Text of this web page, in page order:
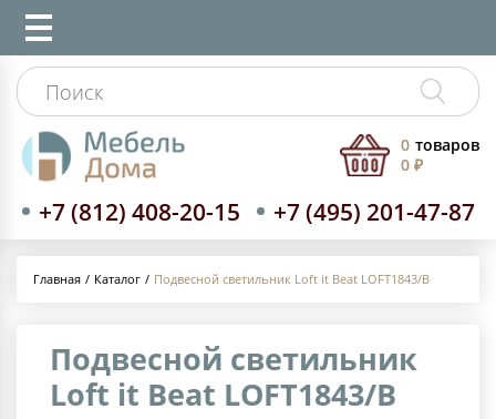
+7 (812) 408-20-15 +7 (495) 201-47-87
0 товаров
0 ₽
Главная Каталог Подвесной светильник Loft it Beat LOFT1843/B
Подвесной светильник
Loft it Beat LOFT1843/B